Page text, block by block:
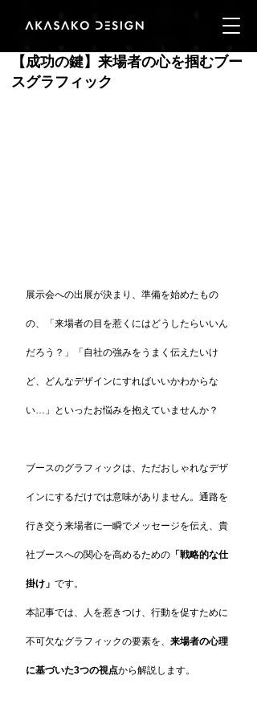
【成功の鍵】来場者の心を掴むブー
スグラフィック
展示会への出展が決まり、準備を始めたもの
の、「来場者の目を惹くにはどうしたらいいん
だろう？」「自社の強みをうまく伝えたいけ
ど、どんなデザインにすればいいかわからな
い…」といったお悩みを抱えていませんか？
ブースのグラフィックは、ただおしゃれなデザ
インにするだけでは意味がありません。通路を
行き交う来場者に一瞬でメッセージを伝え、貴
社ブースへの関心を高めるための 「戦略的な仕
掛け」 です。
本記事では、人を惹きつけ、行動を促すために
不可欠なグラフィックの要素を、 来場者の心理
に基づいた3つの視点から解説します。